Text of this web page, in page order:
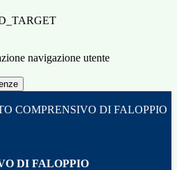
navigazione utente
COMPRENSIVO DI FALOPPIO
DI FALOPPIO